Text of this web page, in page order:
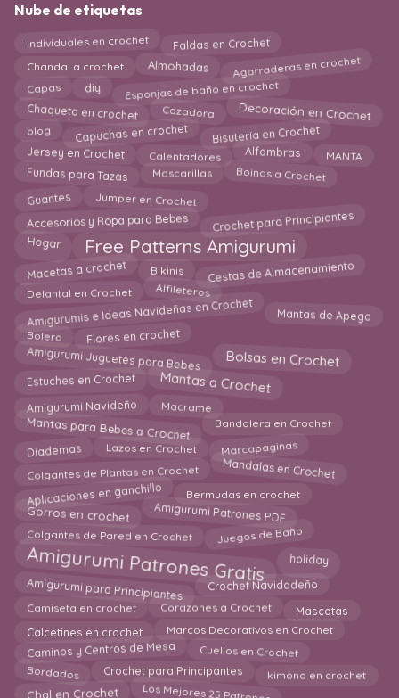
Nube de etiquetas
Individuales en crochet Faldas en Crochet
Chandal a crochet Almohadas Agarraderas en crochet
Capas diy Esponjas de baño en crochet
Chaqueta en crochet Cazadora Decoración en Crochet
blog Capuchas en crochet Bisutería en Crochet
Jersey en Crochet Calentadores Alfombras MANTA
Fundas para Tazas Mascarillas Boinas a Crochet
Guantes Jumper en Crochet
Accesorios y Ropa para Bebes Crochet para Principiantes
Hogar Free Patterns Amigurumi
Macetas a crochet Bikinis Cestas de Almacenamiento
Delantal en Crochet Alfileteros
Amigurumis e Ideas Navideñas en Crochet Mantas de Apego
Bolero Flores en crochet
Amigurumi Juguetes para Bebes Bolsas en Crochet
Estuches en Crochet Mantas a Crochet
Amigurumi Navideño Macrame
Mantas para Bebes a Crochet Bandolera en Crochet
Diademas Lazos en Crochet Marcapaginas
Colgantes de Plantas en Crochet Mandalas en Crochet
Aplicaciones en ganchillo Bermudas en crochet
Gorros en crochet Amigurumi Patrones PDF
Colgantes de Pared en Crochet Juegos de Baño
Amigurumi Patrones Gratis holiday
Amigurumi para Principiantes Crochet Navidadeño
Camiseta en crochet Corazones a Crochet
Mascotas
Calcetines en crochet
Marcos Decorativos en Crochet
Caminos y Centros de Mesa Cuellos en Crochet
Bordados Crochet para Principantes kimono en crochet